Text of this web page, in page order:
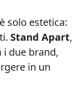
solo estetica:
Stand Apart,
i due brand,
in un